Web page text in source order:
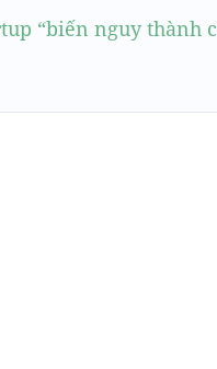
“biến nguy thành